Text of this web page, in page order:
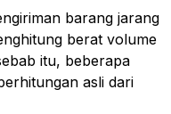
barang jarang
berat volume
itu, beberapa
asli dari